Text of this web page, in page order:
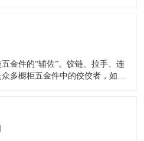
后，根据图纸要求选择合适的板
金件的“辅佐”。铰链、拉手、连
多橱柜五金件中的佼佼者，如果
”，站都站不直……五花八门的橱